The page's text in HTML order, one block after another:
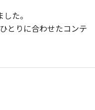
た。
とりに合わせたコンテ